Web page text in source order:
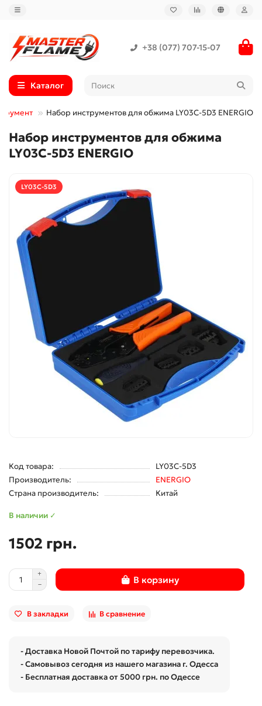
+38 (077) 707-15-07
Каталог
Набор инструментов для обжима LY03C-5D3 ENERGIO
Набор инструментов для обжима
LY03C-5D3 ENERGIO
LY03C-5D3
Код товара:
LY03C-5D3
Производитель:
ENERGIO
Страна производитель:
Китай
В наличии ✓
1502 грн.
В корзину
В закладки В сравнение
- Доставка Новой Почтой по тарифу перевозчика.
- Самовывоз сегодня из нашего магазина г. Одесса
- Бесплатная доставка от 5000 грн. по Одессе